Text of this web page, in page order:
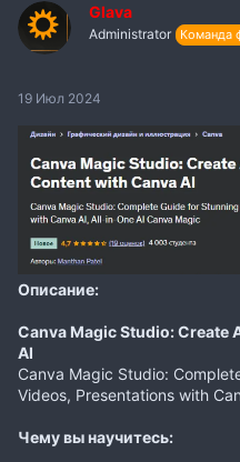
Glava
Administrator Команда
19 Июл 2024
Описание:
Canva Magic Studio: Create
AI
Canva Magic Studio:
Videos, Presentations with
Чему вы научитесь: